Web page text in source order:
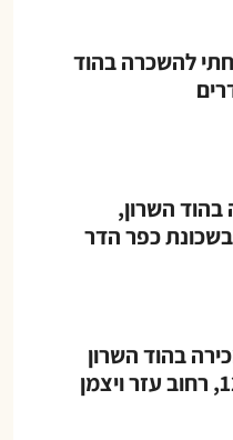
להשכרה בהוד
השרון,
כפר הדר
בהוד השרון